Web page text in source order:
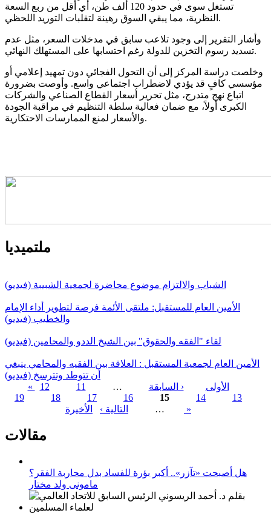
تستغل سوى في حدود 120 ألف طن، أي أقل من ربع السعة
النظرية، مما يبقي السوق رهينة لتقلبات التوريد اللحظي.
وأشار التقرير إلى وجود تلاعب سابق في مدخلات السعر، مثل عدم
تسديد رسوم التخزين للدولة رغم احتسابها على المستهلك النهائي.
وخلصت دراسة المركز إلى أن التحول الفجائي دون تمهيد إعلامي أو
مؤسسي كافٍ قد يؤدي لاضطراب اجتماعي واسع. وأوصت بضرورة
اتباع نهج متدرج، مثل تحرير أسعار القطاع الصناعي والشركات
الكبرى أولاً، مع ضمان فعالية سلطة التنظيم في مراقبة الجودة
والأسعار لمنع الممارسات الاحتكارية.
ملتميديا
الشباب والالتزام موضوع محاضرة لجمعية الشبيبة (فيديو)
الأمين العام للمستقبل: ملتقى الأئمة فرصة لتطوير أداء الإمام
والخطيب (فيديو)
لقاء "الفقه والحقوق" بين الشيخ الددو والمحامين (فيديو)
الأمين العام لجمعية المستقبل : العلاقة بين الفقيه والمحامي ينبغي
أن تتوطد وتترسخ (فيديو)
الصفحات
« الأولى ‹ السابقة …
11
12
13
14
15
16
17
18
19
…
التالية › الأخيرة »
مقالات
هل أصبحت «تآزر».. أكبر بؤرة للفساد بدل محاربة الفقر؟
مامونى ولد مختار